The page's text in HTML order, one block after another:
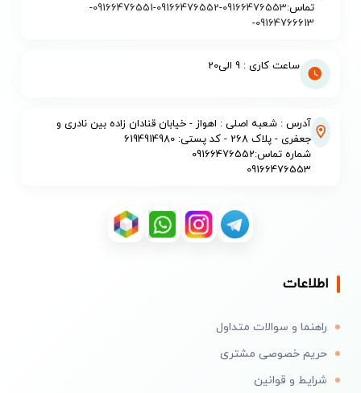
تماس:09166476553
-
09166476552
-
09166476551
-
09164766613
-
ساعت کاری : 9 الی20
آدرس : شعبه اصلی : اهواز - خیابان قنادان زاده بین نادری و
جعفری - پلاک 268 - کد پستی: 6194914980
شماره تماس:09166476552
09166476553
اطلاعات
راهنما و سوالات متداول
حریم خصوصی مشتری
شرایط و قوانین